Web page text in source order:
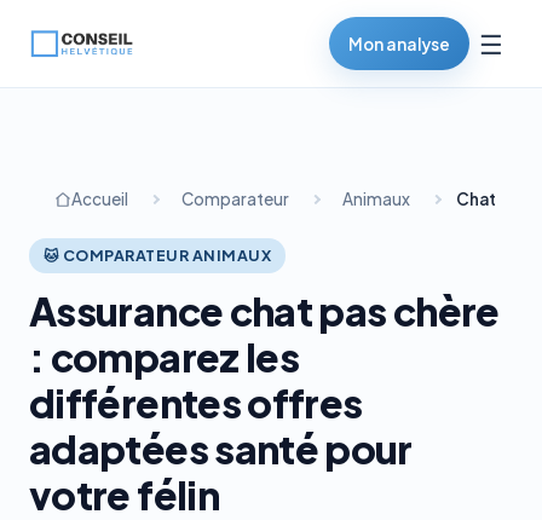
Mon analyse ☰
Accueil Comparateur Animaux Chat
🐱 COMPARATEUR ANIMAUX
Assurance chat pas chère
: comparez les
différentes offres
adaptées santé pour
votre félin